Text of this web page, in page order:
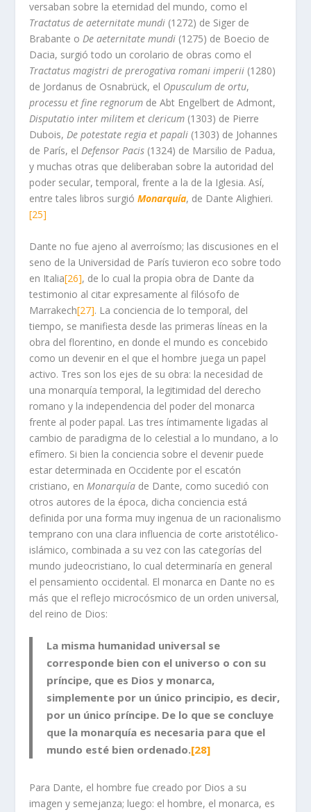
versaban sobre la eternidad del mundo, como el
Tractatus de aeternitate mundi (1272) de Siger de
Brabante oDe aeternitate mundi (1275) de Boecio de
Dacia, surgió todo un corolario de obras como el
Tractatus magistri de prerogativa romani imperii (1280)
de Jordanus de Osnabrück, el Opusculum de ortu,
processu et fine regnorum de Abt Engelbert de Admont,
Disputatio inter militem et clericum (1303) de Pierre
Dubois,De potestate regia et papali (1303) de Johannes
de París, elDefensor Pacis (1324) de Marsilio de Padua,
y muchas otras que deliberaban sobre la autoridad del
poder secular, temporal, frente a la de la Iglesia. Así,
entre tales libros surgióMonarquía, de Dante Alighieri.
[25]
Dante no fue ajeno al averroísmo; las discusiones en el
seno de la Universidad de París tuvieron eco sobre todo
en Italia[26], de lo cual la propia obra de Dante da
testimonio al citar expresamente al filósofo de
Marrakech[27]. La conciencia de lo temporal, del
tiempo, se manifiesta desde las primeras líneas en la
obra del florentino, en donde el mundo es concebido
como un devenir en el que el hombre juega un papel
activo. Tres son los ejes de su obra: la necesidad de
una monarquía temporal, la legitimidad del derecho
romano y la independencia del poder del monarca
frente al poder papal. Las tres íntimamente ligadas al
cambio de paradigma de lo celestial a lo mundano, a lo
efímero. Si bien la conciencia sobre el devenir puede
estar determinada en Occidente por el escatón
cristiano, en Monarquía de Dante, como sucedió con
otros autores de la época, dicha conciencia está
definida por una forma muy ingenua de un racionalismo
temprano con una clara influencia de corte aristotélico-
islámico, combinada a su vez con las categorías del
mundo judeocristiano, lo cual determinaría en general
el pensamiento occidental. El monarca en Dante no es
más que el reflejo microcósmico de un orden universal,
del reino de Dios:
La misma humanidad universal se
corresponde bien con el universo o con su
príncipe, que es Dios y monarca,
simplemente por un único principio, es decir,
por un único príncipe. De lo que se concluye
que la monarquía es necesaria para que el
mundo esté bien ordenado.[28]
Para Dante, el hombre fue creado por Dios a su
imagen y semejanza; luego: el hombre, el monarca, es